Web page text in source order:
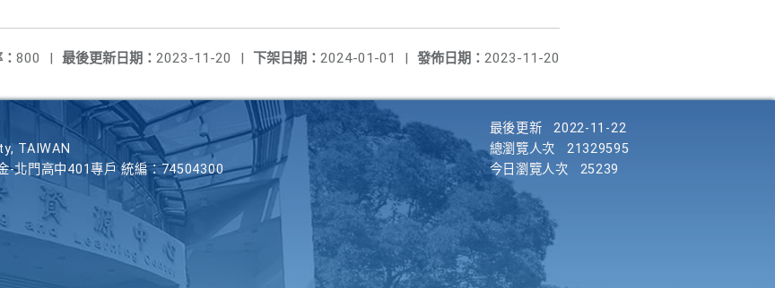
發佈日期： 2023-11-20
下架日期： 2024-01-01 |
最後更新日期： 2023-11-20 |
800 |
TAIWAN
-北門高中401專戶 統編：74504300
最後更新
2022-11-22
總瀏覽人次
21329595
今日瀏覽人次
25239